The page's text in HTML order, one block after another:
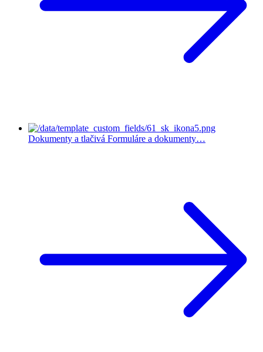
Dokumenty a tlačivá Formuláre a dokumenty…